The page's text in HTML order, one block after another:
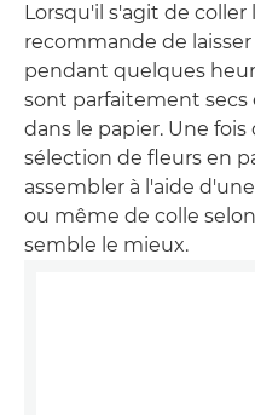
Lorsqu'il s'agit de
recommande de
pendant quelques
sont parfaitement
dans le papier. Une
sélection de fleurs en
assembler à l'aide
ou même de colle
semble le mieux.